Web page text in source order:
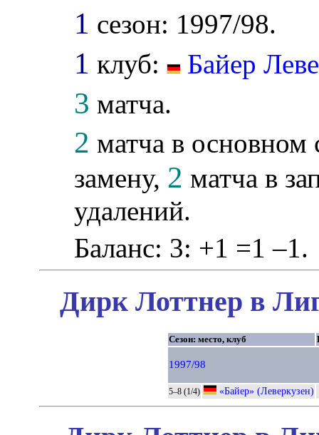
1 сезон: 1997/98.
1 клуб: Байер
3 матча.
2 матча в основном
замену, 2 матча в
удалений.
Баланс: 3: +1 =1 –1.
Дирк Лоттнер в
Сезон: место, клуб
1997/98
5–8 (1/4) «Байер» (Леверкузен)